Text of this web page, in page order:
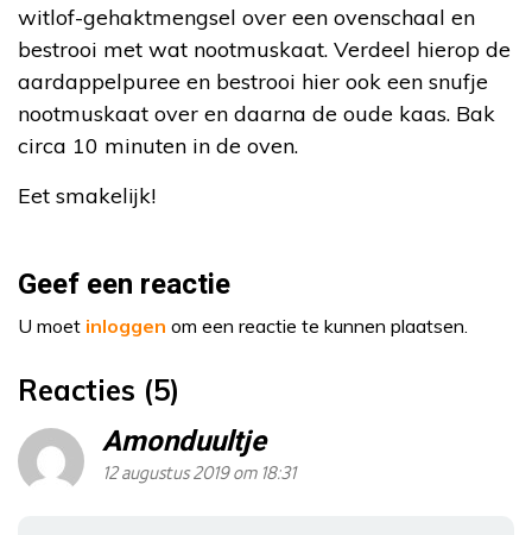
witlof-gehaktmengsel over een ovenschaal en
bestrooi met wat nootmuskaat. Verdeel hierop de
aardappelpuree en bestrooi hier ook een snufje
nootmuskaat over en daarna de oude kaas. Bak
circa 10 minuten in de oven.
Eet smakelijk!
Geef een reactie
U moet inloggen om een reactie te kunnen plaatsen.
Reacties (5)
Amonduultje
12 augustus 2019 om 18:31